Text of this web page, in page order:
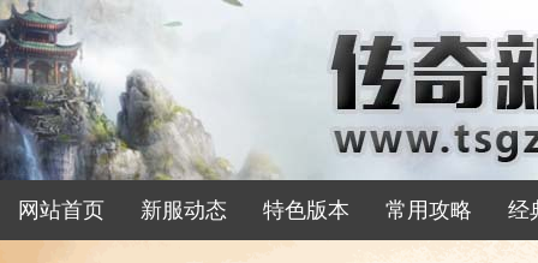
网站首页 新服动态 特色版本 常用攻略 经